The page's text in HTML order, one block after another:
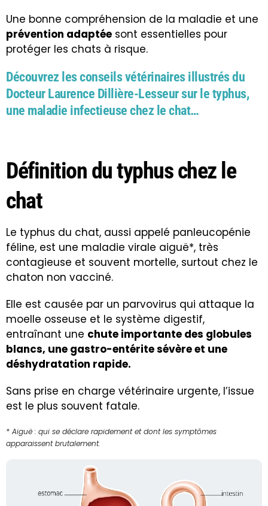
Une bonne compréhension de la maladie et une
prévention adaptée sont essentielles pour
protéger les chats à risque.
Découvrez les conseils vétérinaires illustrés du
Docteur Laurence Dillière-Lesseur sur le typhus,
une maladie infectieuse chez le chat…
Définition du typhus chez le
chat
Le typhus du chat, aussi appelé panleucopénie
féline, est une maladie virale aiguë*, très
contagieuse et souvent mortelle, surtout chez le
chaton non vacciné.
Elle est causée par un parvovirus qui attaque la
moelle osseuse et le système digestif,
entraînant une chute importante des globules
blancs, une gastro-entérite sévère et une
déshydratation rapide.
Sans prise en charge vétérinaire urgente, l’issue
est le plus souvent fatale.
* Aiguë : qui se déclare rapidement et dont les symptômes
apparaissent brutalement.